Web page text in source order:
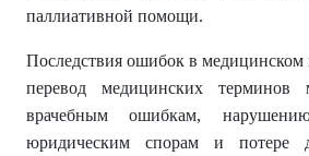
паллиативной помощи.
Последствия ошибок в медицинском
перевод медицинских
врачебным ошибкам,
юридическим спорам и потере